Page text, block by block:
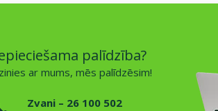
palīdzība?
ar mums, mēs palīdzēsim!
Zvani – 26 100 502